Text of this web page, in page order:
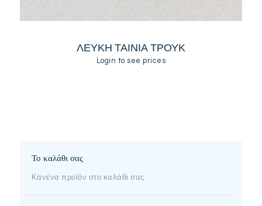
ΛΕΥΚΗ ΤΑΙΝΙΑ ΤΡΟΥΚ
Login to see prices
Το καλάθι σας
Κανένα προϊόν στο καλάθι σας.